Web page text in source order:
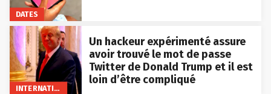
DATES
INTERNATIONAL
Un hackeur expérimenté assure
avoir trouvé le mot de passe
Twitter de Donald Trump et il est
loin d’être compliqué